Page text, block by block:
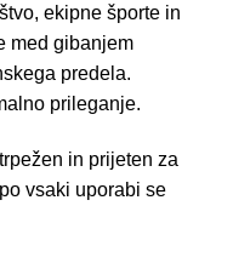
ekipne športe in
med gibanjem
predela.
prileganje.
in prijeten za
vsaki uporabi se